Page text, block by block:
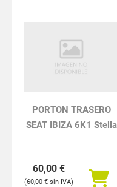
PORTON TRASERO
SEAT IBIZA 6K1 Stella
60,00 €
60,00 €